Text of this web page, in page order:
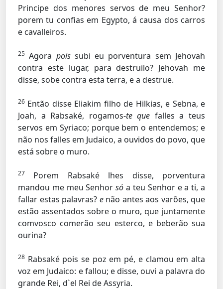
Principe dos menores servos de meu Senhor?
porem tu confias em Egypto, á causa dos carros
e cavalleiros.
25 Agora poissubi eu porventura sem Jehovah
contra este lugar, para destruilo? Jehovah me
disse, sobe contra esta terra, e a destrue.
26 Então disse Eliakim filho de Hilkias, e Sebna, e
Joah, a Rabsaké, rogamos-te que falles a teus
servos em Syriaco; porque bem o entendemos; e
não nos falles em Judaico, a ouvidos do povo, que
está sobre o muro.
27
Porem Rabsaké lhes disse, porventura
mandou me meu Senhorsó a teu Senhor e a ti, a
fallar estas palavras? enão antes aos varões, que
estão assentados sobre o muro, que juntamente
comvosco comerão seu esterco, e beberão sua
ourina?
28 Rabsaké pois se poz em pé, e clamou em alta
voz em Judaico: e fallou; e disse, ouvi a palavra do
grande Rei, d`el Rei de Assyria.